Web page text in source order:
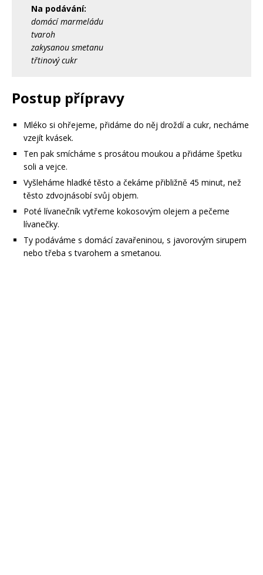
Na podávání:
domácí marmeládu
tvaroh
zakysanou smetanu
třtinový cukr
Postup přípravy
Mléko si ohřejeme, přidáme do něj droždí a cukr, necháme
vzejít kvásek.
Ten pak smícháme s prosátou moukou a přidáme špetku
soli a vejce.
Vyšleháme hladké těsto a čekáme přibližně 45 minut, než
těsto zdvojnásobí svůj objem.
Poté lívanečník vytřeme kokosovým olejem a pečeme
lívanečky.
Ty podáváme s domácí zavařeninou, s javorovým sirupem
nebo třeba s tvarohem a smetanou.